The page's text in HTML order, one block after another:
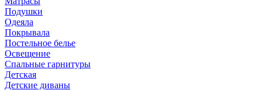
Подушки
Одеяла
Покрывала
Постельное белье
Освещение
Спальные гарнитуры
Детская
Детские диваны